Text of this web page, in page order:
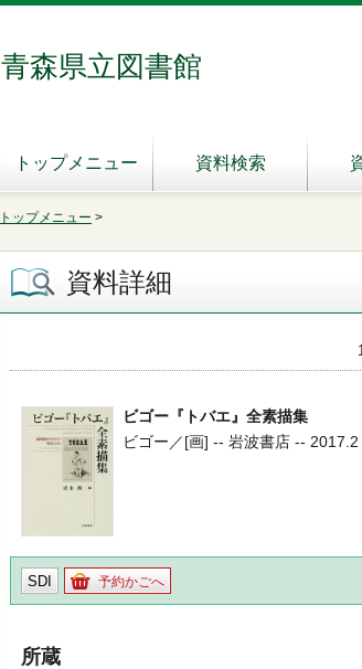
青森県立図書館
トップメニュー 資料検索
トップメニュー >
資料詳細
ビゴー『トバエ』全素描集
ビゴー／[画] -- 岩波書店 --
SDI 予約かごへ
所蔵